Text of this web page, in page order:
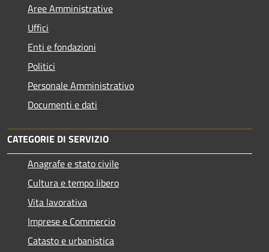
Aree Amministrative
Uffici
Enti e fondazioni
Politici
Personale Amministrativo
Documenti e dati
CATEGORIE DI SERVIZIO
Anagrafe e stato civile
Cultura e tempo libero
Vita lavorativa
Imprese e Commercio
Catasto e urbanistica